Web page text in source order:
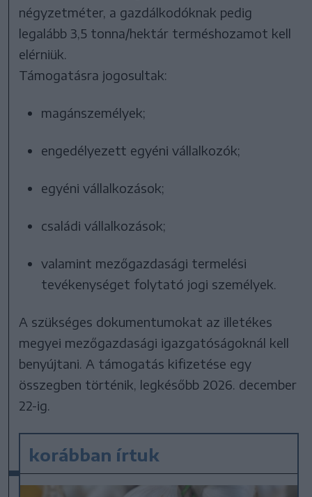
négyzetméter, a gazdálkodóknak pedig
legalább 3,5 tonna/hektár terméshozamot kell
elérniük.
Támogatásra jogosultak:
magánszemélyek;
engedélyezett egyéni vállalkozók;
egyéni vállalkozások;
családi vállalkozások;
valamint mezőgazdasági termelési
tevékenységet folytató jogi személyek.
A szükséges dokumentumokat az illetékes
megyei mezőgazdasági igazgatóságoknál kell
benyújtani. A támogatás kifizetése egy
összegben történik, legkésőbb 2026. december
22-ig.
korábban írtuk